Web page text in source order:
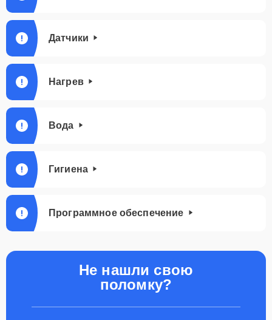
Датчики
Нагрев
Вода
Гигиена
Программное обеспечение
Не нашли свою
поломку?